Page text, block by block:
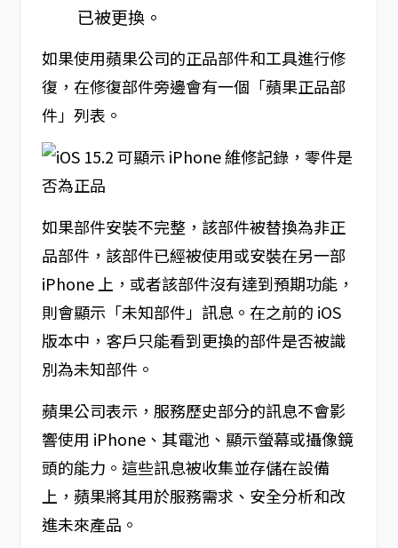
已被更換。
如果使用蘋果公司的正品部件和工具進行修
復，在修復部件旁邊會有一個「蘋果正品部
件」列表。
如果部件安裝不完整，該部件被替換為非正
品部件，該部件已經被使用或安裝在另一部
iPhone 上，或者該部件沒有達到預期功能，
則會顯示「未知部件」訊息。在之前的 iOS
版本中，客戶只能看到更換的部件是否被識
別為未知部件。
蘋果公司表示，服務歷史部分的訊息不會影
響使用 iPhone、其電池、顯示螢幕或攝像鏡
頭的能力。這些訊息被收集並存儲在設備
上，蘋果將其用於服務需求、安全分析和改
進未來產品。